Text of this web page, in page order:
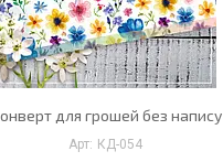
для грошей без напису
КД-054